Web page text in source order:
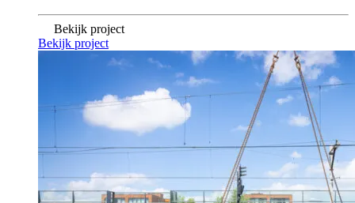
Bekijk project
Bekijk project